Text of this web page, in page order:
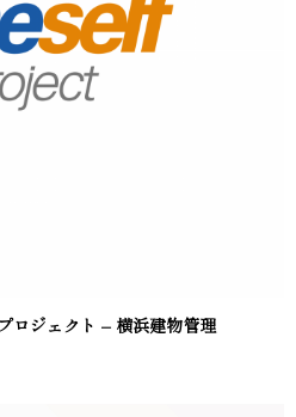
ロジェクト – 横浜建物管理